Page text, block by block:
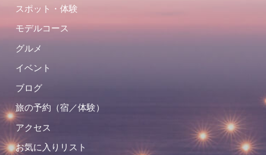
スポット・体験
モデルコース
グルメ
イベント
ブログ
旅の予約（宿／体験）
アクセス
お気に入りリスト